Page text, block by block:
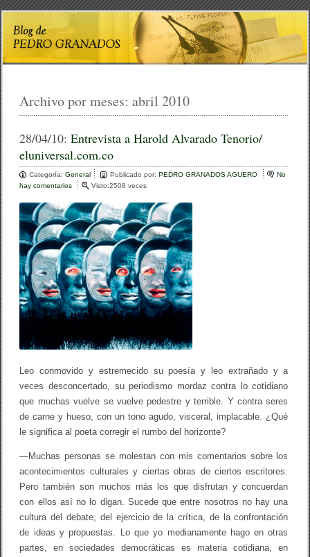
Archivo por meses:abril 2010
28/04/10:Entrevista a Harold Alvarado Tenorio/
eluniversal.com.co
Categoría:General Publicado por:PEDRO GRANADOS AGUERO
No
hay comentarios
E
n
t
r
e
v
i
s
t
a
a
a
r
l
d
v
a
o
T
o
r
o
Visto:2508 veces
Leo conmovido y estremecido su poesía y leo extrañado y a
veces desconcertado, su periodismo mordaz contra lo cotidiano
que muchas vuelve se vuelve pedestre y terrible. Y contra seres
de carne y hueso, con un tono agudo, visceral, implacable. ¿Qué
le significa al poeta corregir el rumbo del horizonte?
—Muchas personas se molestan con mis comentarios sobre los
acontecimientos culturales y ciertas obras de ciertos escritores.
Pero también son muchos más los que disfrutan y concuerdan
con ellos así no lo digan. Sucede que entre nosotros no hay una
cultura del debate, del ejercicio de la crítica, de la confrontación
de ideas y propuestas. Lo que yo medianamente hago en otras
partes, en sociedades democráticas es materia cotidiana, en